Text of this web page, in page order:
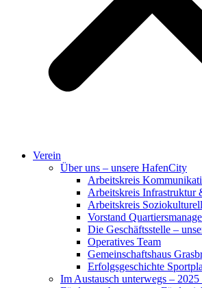
Verein
Über uns – unsere HafenCity
Arbeitskreis
Arbeitskreis Infrastruktur
Arbeitskreis
Vorstand
Die Geschäftsstelle –
Operatives Team
Gemeinschaftshaus
Erfolgsgeschichte
Im Austausch unterwegs –